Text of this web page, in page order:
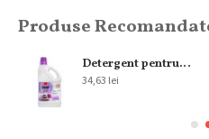
Produse
Detergent pentru pardoseala Sano Floor Fresh Home Spa 2L
34,63 lei